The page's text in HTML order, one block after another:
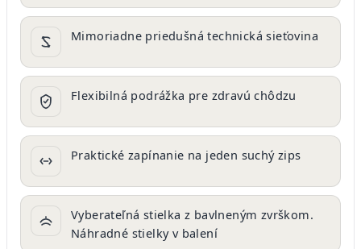
Mimoriadne priedušná technická sieťovina
Flexibilná podrážka pre zdravú chôdzu
Praktické zapínanie na jeden suchý zips
Vyberateľná stielka z bavlneným zvrškom.
Náhradné stielky v balení